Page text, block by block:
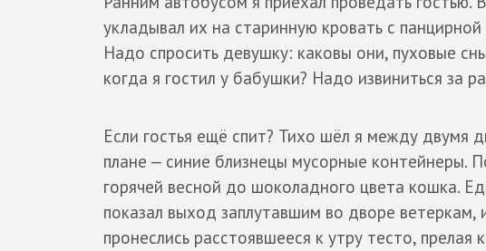
укладывал их на старинную кровать с
Надо спросить девушку: каковы они, пуховые
когда я гостил у бабушки? Надо извиниться за
Если гостья ещё спит? Тихо шёл я между двумя
плане — синие близнецы мусорные контейнеры.
горячей весной до шоколадного цвета кошка.
показал выход заплутавшим во дворе
пронеслись расстоявшееся к утру тесто,